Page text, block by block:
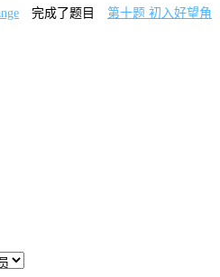
完成了题目 第十题 初入好望角